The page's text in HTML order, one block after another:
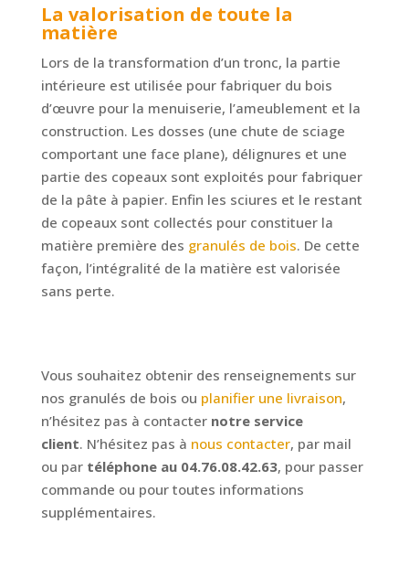
La valorisation de toute la
matière
Lors de la transformation d’un tronc, la partie
intérieure est utilisée pour fabriquer du bois
d’œuvre pour la menuiserie, l’ameublement et la
construction. Les dosses (une chute de sciage
comportant une face plane), délignures et une
partie des copeaux sont exploités pour fabriquer
de la pâte à papier. Enfin les sciures et le restant
de copeaux sont collectés pour constituer la
matière première des granulés de bois. De cette
façon, l’intégralité de la matière est valorisée
sans perte.
Vous souhaitez obtenir des renseignements sur
nos granulés de bois ou planifier une livraison,
n’hésitez pas à contacter notre service
client. N’hésitez pas à nous contacter, par mail
ou par téléphone au 04.76.08.42.63, pour passer
commande ou pour toutes informations
supplémentaires.